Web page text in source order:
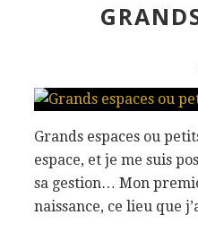
Grands espaces ou
espace, et je me suis
sa gestion… Mon
naissance, ce lieu que